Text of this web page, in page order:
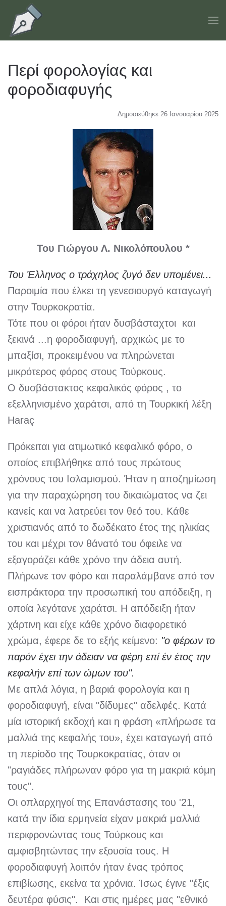
Skip to main content
Περί φορολογίας και
φοροδιαφυγής
Δημοσιεύθηκε 26 Ιανουαρίου 2025
Του Γιώργου Λ. Νικολόπουλου *
Του Έλληνος ο τράχηλος ζυγό δεν υπομένει...
Παροιμία που έλκει τη γενεσιουργό καταγωγή
στην Τουρκοκρατία.
Τότε που οι φόροι ήταν δυσβάσταχτοι και
ξεκινά ...η φοροδιαφυγή, αρχικώς με το
μπαξίσι, προκειμένου να πληρώνεται
μικρότερος φόρος στους Τούρκους.
Ο δυσβάστακτος κεφαλικός φόρος , το
εξελληνισμένο χαράτσι, από τη Τουρκική λέξη
Haraç
Πρόκειται για ατιμωτικό κεφαλικό φόρο, ο
οποίος επιβλήθηκε από τους πρώτους
χρόνους του Ισλαμισμού. Ήταν η αποζημίωση
για την παραχώρηση του δικαιώματος να ζει
κανείς και να λατρεύει τον θεό του. Κάθε
χριστιανός από το δωδέκατο έτος της ηλικίας
του και μέχρι τον θάνατό του όφειλε να
εξαγοράζει κάθε χρόνο την άδεια αυτή.
Πλήρωνε τον φόρο και παραλάμβανε από τον
εισπράκτορα την προσωπική του απόδειξη, η
οποία λεγότανε χαράτσι. Η απόδειξη ήταν
χάρτινη και είχε κάθε χρόνο διαφορετικό
χρώμα, έφερε δε το εξής κείμενο: "ο φέρων το
παρόν έχει την άδειαν να φέρη επί έν έτος την
κεφαλήν επί των ώμων του".
Με απλά λόγια, η βαριά φορολογία και η
φοροδιαφυγή, είναι "δίδυμες" αδελφές. Κατά
μία ιστορική εκδοχή και η φράση «πλήρωσε τα
μαλλιά της κεφαλής του», έχει καταγωγή από
τη περίοδο της Τουρκοκρατίας, όταν οι
"ραγιάδες πλήρωναν φόρο για τη μακριά κόμη
τους".
Οι οπλαρχηγοί της Επανάστασης του '21,
κατά την ίδια ερμηνεία είχαν μακριά μαλλιά
περιφρονώντας τους Τούρκους και
αμφισβητώντας την εξουσία τους. Η
φοροδιαφυγή λοιπόν ήταν ένας τρόπος
επιβίωσης, εκείνα τα χρόνια. Ίσως έγινε "έξις
δευτέρα φύσις".
Και στις ημέρες μας "εθνικό